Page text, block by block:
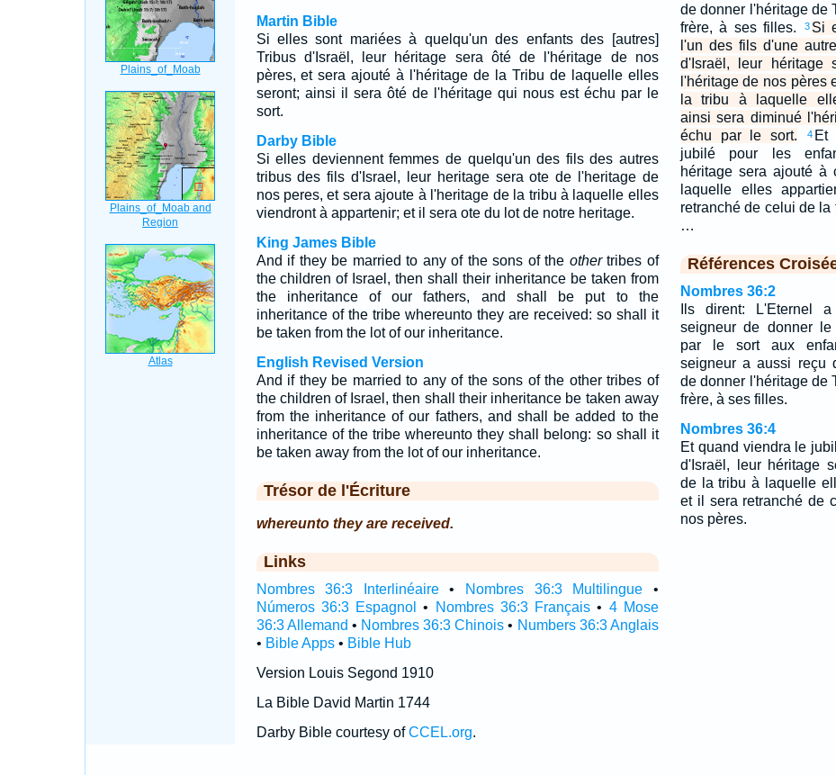
Martin Bible
Si elles sont mariées à quelqu'un des enfants des [autres]
Tribus d'Israël, leur héritage sera ôté de l'héritage de nos
pères, et sera ajouté à l'héritage de la Tribu de laquelle elles
seront; ainsi il sera ôté de l'héritage qui nous est échu par le
sort.
Darby Bible
Si elles deviennent femmes de quelqu'un des fils des autres
tribus des fils d'Israel, leur heritage sera ote de l'heritage de
nos peres, et sera ajoute à l'heritage de la tribu à laquelle elles
viendront à appartenir; et il sera ote du lot de notre heritage.
King James Bible
And if they be married to any of the sons of the othertribes of
the children of Israel, then shall their inheritance be taken from
the inheritance of our fathers, and shall be put to the
inheritance of the tribe whereunto they are received: so shall it
be taken from the lot of our inheritance.
English Revised Version
And if they be married to any of the sons of the other tribes of
the children of Israel, then shall their inheritance be taken away
from the inheritance of our fathers, and shall be added to the
inheritance of the tribe whereunto they shall belong: so shall it
be taken away from the lot of our inheritance.
Trésor de l'Écriture
whereunto they are received.
Links
Nombres 36:3 Interlinéaire• Nombres 36:3 Multilingue •
Números 36:3 Espagnol
• Nombres 36:3 Français • 4 Mose
36:3 Allemand • Nombres 36:3 Chinois • Numbers 36:3 Anglais
• Bible Apps• Bible Hub
Version Louis Segond 1910
La Bible David Martin 1744
Darby Bible courtesy ofCCEL.org.
de donner l'héritage de
frère, à ses filles.
3 Si
l'un des fils d'une
d'Israël, leur héritage
l'héritage de nos pères
la tribu à laquelle
ainsi sera diminué
échu par le sort.
4 Et
jubilé pour les
héritage sera ajouté
laquelle elles
retranché de celui de la
…
Références
Nombres 36:2
Ils dirent: L'Eternel
seigneur de donner
par le sort aux
seigneur a aussi reçu
de donner l'héritage de
frère, à ses filles.
Nombres 36:4
Et quand viendra le
d'Israël, leur héritage
de la tribu à laquelle
et il sera retranché de
nos pères.